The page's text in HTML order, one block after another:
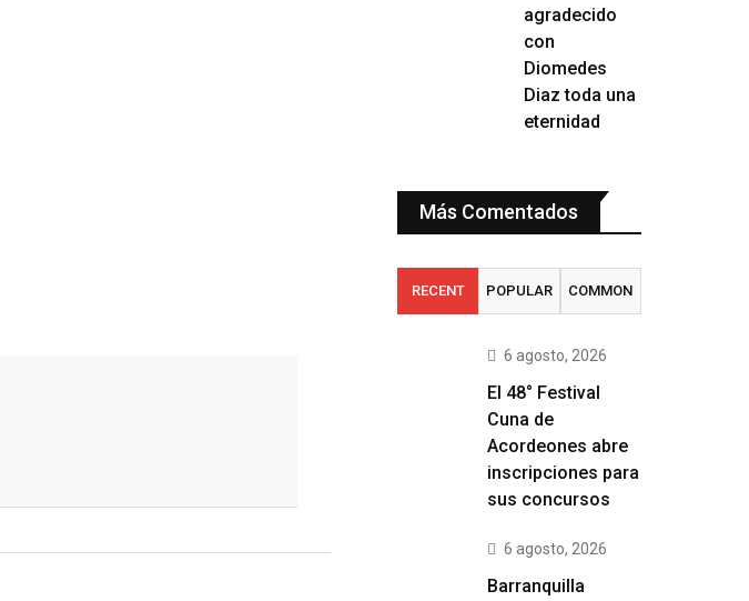
agradecido
con
Diomedes
Diaz toda una
eternidad
Más Comentados
RECENT POPULAR COMMON
6 agosto, 2026
El 48° Festival
Cuna de
Acordeones abre
inscripciones para
sus concursos
6 agosto, 2026
Barranquilla